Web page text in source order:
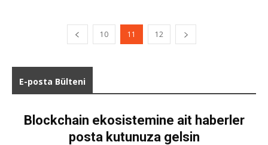
10 11 12
E-posta Bülteni
Blockchain ekosistemine ait haberler
posta kutunuza gelsin